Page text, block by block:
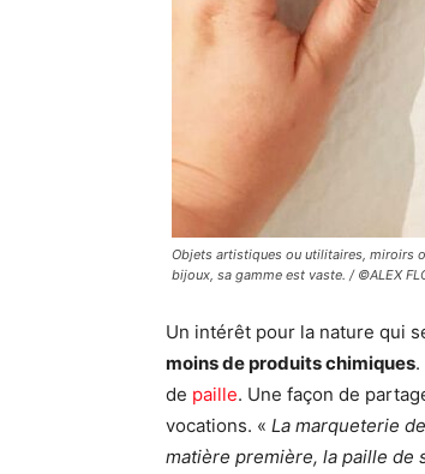
Objets artistiques ou utilitaires, miroirs
bijoux, sa gamme est vaste. / ©ALEX
Un intérêt pour la nature qui
moins de produits chimiques
de paille. Une façon de
vocations. « La marqueterie
matière première, la paille de